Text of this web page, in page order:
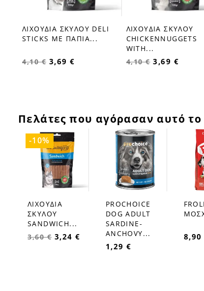
favorite_border
ΛΙΧΟΥΔΙΑ ΣΚΥΛΟΥ DELI
STICKS ΜΕ ΠΑΠΙΑ...
4,10 € 3,69 €
favorite_border
ΛΙΧΟΥΔΙΑ ΣΚΥΛΟΥ
CHICKENNUGGETS
WITH...
4,10 € 3,69 €
Πελάτες που αγόρασαν αυτό
favorite_border
ΛΙΧΟΥΔΙΑ
ΣΚΥΛΟΥ
SANDWICH...
3,60 € 3,24 €
-10%
favorite_border
PROCHOICE
DOG ADULT
SARDINE-
ANCHOVY...
1,29 €
favorite_border
8,90